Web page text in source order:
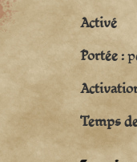
Activé
Portée :
Temps